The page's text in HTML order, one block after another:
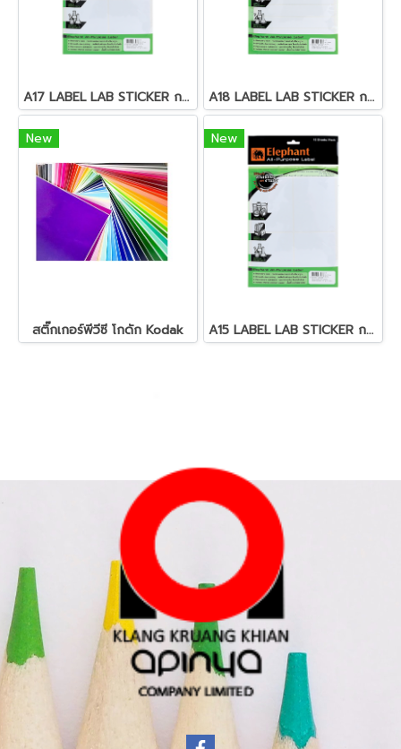
A17 LABEL LAB STICKER กระดาษสติ๊กเกอร์ A18 LABEL LAB STICKER กระดาษสติ๊กเกอร์
New
สติ๊กเกอร์พีวีซี โกดัก Kodak
New
A15 LABEL LAB STICKER กระดาษสติ๊กเกอร์